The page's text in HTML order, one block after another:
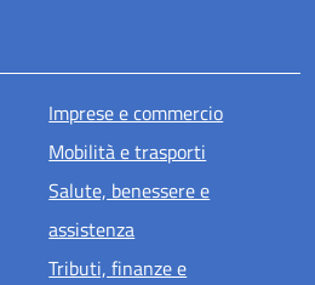
Imprese e commercio
Mobilità e trasporti
Salute, benessere e
assistenza
Tributi, finanze e